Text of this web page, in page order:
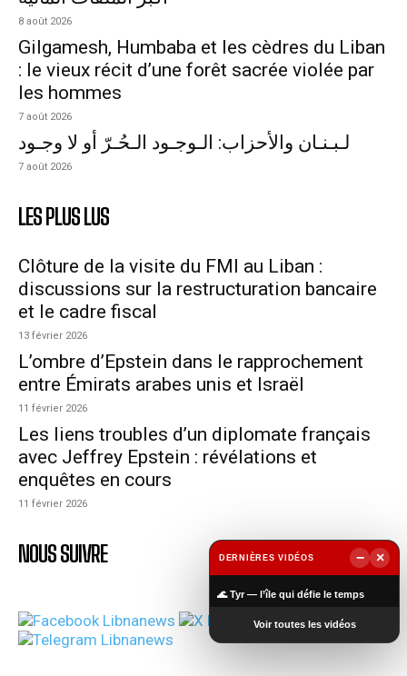
8 août 2026
Gilgamesh, Humbaba et les cèdres du Liban
: le vieux récit d’une forêt sacrée violée par
les hommes
7 août 2026
لـبـنـان والأحزاب: الـوجـود الـحُـرّ أو لا وجـود
7 août 2026
LES PLUS LUS
Clôture de la visite du FMI au Liban :
discussions sur la restructuration bancaire
et le cadre fiscal
13 février 2026
L’ombre d’Epstein dans le rapprochement
entre Émirats arabes unis et Israël
11 février 2026
Les liens troubles d’un diplomate français
avec Jeffrey Epstein : révélations et
enquêtes en cours
11 février 2026
NOUS SUIVRE DERNIÈRES VIDÉOS −
×
🌊 Tyr — l’île qui défie le temps
Voir toutes les vidéos